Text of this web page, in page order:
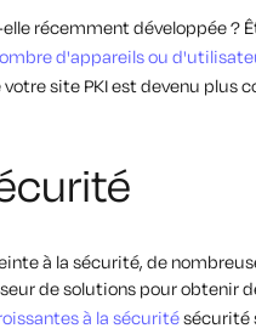
récemment développée ?
d'appareils ou
site PKI est devenu plus
à la sécurité, de
de solutions pour obtenir
à la sécuritésécurité